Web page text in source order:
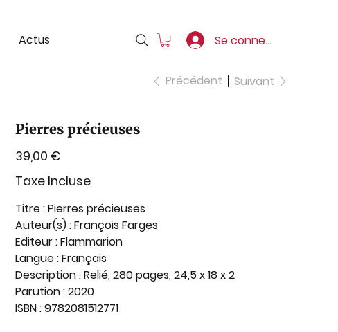
Actus Se connecter
Précédent Suivant
Pierres précieuses
39,00 €
Taxe Incluse
Titre:Pierres précieuses
Auteur(s): François Farges
Editeur: Flammarion
Langue: Français
Description: Relié, 280 pages, 24,5 x 18 x 2
Parution: 2020
ISBN:9782081512771